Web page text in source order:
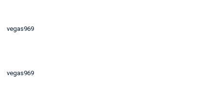
vegas969
vegas969